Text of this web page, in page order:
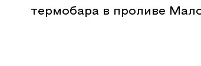
термобара в проливе